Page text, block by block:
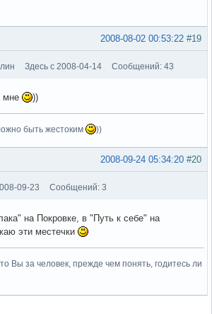
#19
2008-08-02 00:53:22
Здесь с 2008-04-14 Сообщений: 43
мне ))
быть жестоким ))
#20
2008-09-24 05:34:20
09-23 Сообщений: 3
на Покровке, в "Путь к себе" на
эти местечки
Вы за человек, прежде чем понять, годитесь ли